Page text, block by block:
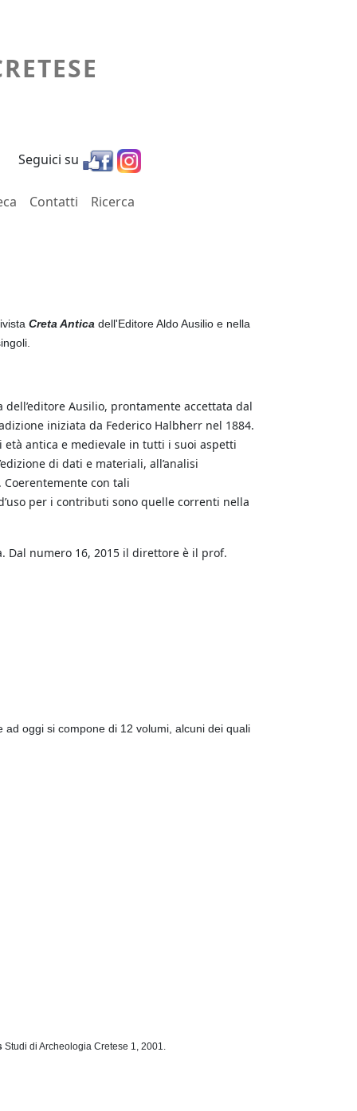
Seguici su
Contatti Ricerca
Creta Antica dell'Editore Aldo Ausilio e nella
Ausilio, prontamente accettata dal
iniziata da Federico Halbherr nel 1884.
antica e medievale in tutti i suoi aspetti
di dati e materiali, all’analisi
con tali
per i contributi sono quelle correnti nella
Dal numero 16, 2015 il direttore è il prof.
ad oggi si compone di 12 volumi, alcuni dei quali
Studi di Archeologia Cretese 1, 2001.